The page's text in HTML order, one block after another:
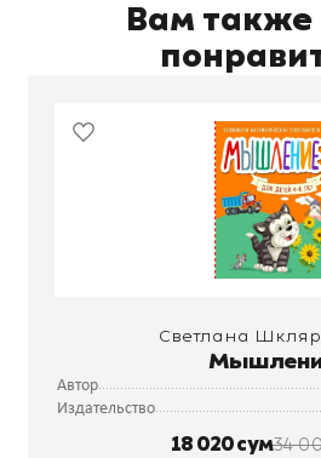
Вам также
Светлана
Автор
Издательство
18 020 сум34